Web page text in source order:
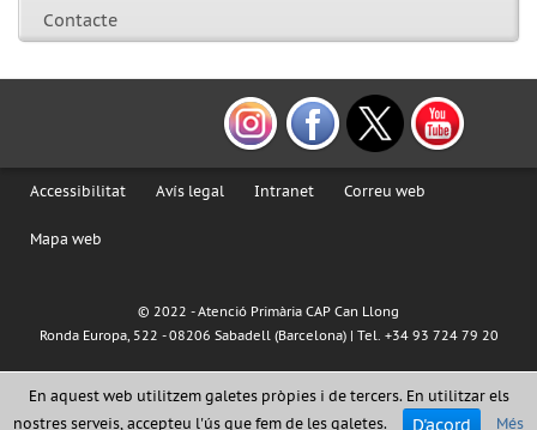
Contacte
Accessibilitat Avís legal Intranet Correu web
Mapa web
© 2022 - Atenció Primària CAP Can Llong
Ronda Europa, 522 - 08206 Sabadell (Barcelona) | Tel. +34 93 724 79 20
En aquest web utilitzem galetes pròpies i de tercers. En utilitzar els
nostres serveis, accepteu l'ús que fem de les galetes.
D'acord Més